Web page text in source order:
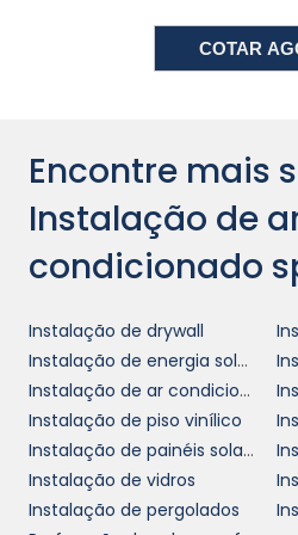
próxima e as
ambiente. Profissionais
Após a escolha do
instalação envolve a
interna e da externa,
tubulações e da fiação
profissional garante
técnicos sejam
problemas futuros
baixa performance do
MANUTENÇÃO
E A
COTAR
Encontre mais
Instalação de
condicionado
Instalação de drywall
Instalação de energia solar residencial
Instalação de ar condicionado split
Instalação de piso vinílico
Instalação de painéis solares
Instalação de vidros
Instalação de pergolados